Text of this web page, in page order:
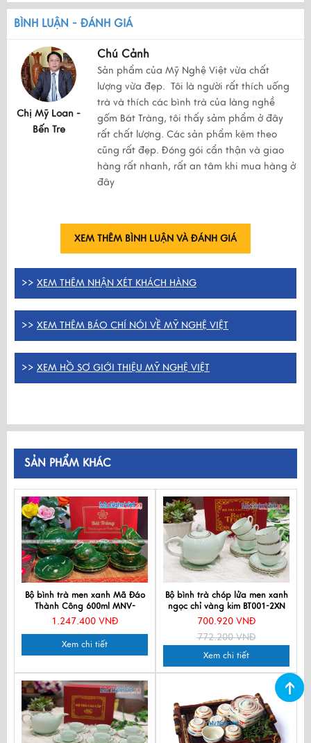
BÌNH LUẬN - ĐÁNH GIÁ
Chị Mỹ Loan -
Bến Tre
Chú Cảnh
Sản phẩm của Mỹ Nghệ Việt vừa chất
lượng vừa đẹp. Tôi là người rất thích uống
trà và thích các bình trà của làng nghề
gốm Bát Tràng, tôi thấy sảm phẩm ở đây
rất chất lượng. Các sản phẩm kèm theo
cũng rất đẹp. Đóng gói cẩn thận và giao
hàng rất nhanh, rất an tâm khi mua hàng ở
đây
XEM THÊM BÌNH LUẬN VÀ ĐÁNH GIÁ
>> XEM THÊM NHẬN XÉT KHÁCH HÀNG
>> XEM THÊM BÁO CHÍ NÓI VỀ MỸ NGHỆ VIỆT
>> XEM HỒ SƠ GIỚI THIỆU MỸ NGHỆ VIỆT
SẢN PHẨM KHÁC
Bộ bình trà men xanh Mã Đáo
Thành Công 600ml MNV-
TS615-2
1.247.400 VNĐ
Xem chi tiết
Bộ bình trà chóp lửa men xanh
ngọc chỉ vàng kim BT001-2XN
700.920 VNĐ
772.200 VNĐ
Xem chi tiết